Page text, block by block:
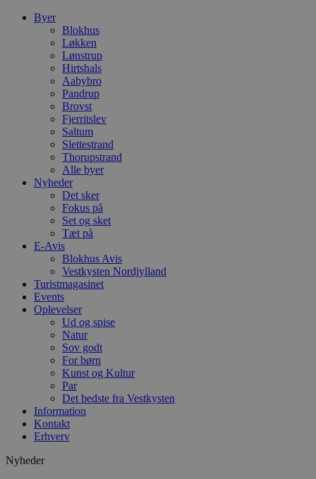
Byer
Blokhus
Løkken
Lønstrup
Hirtshals
Aabybro
Pandrup
Brovst
Fjerritslev
Saltum
Slettestrand
Thorupstrand
Alle byer
Nyheder
Det sker
Fokus på
Set og sket
Tæt på
E-Avis
Blokhus Avis
Vestkysten Nordjylland
Turistmagasinet
Events
Oplevelser
Ud og spise
Natur
Sov godt
For børn
Kunst og Kultur
Par
Det bedste fra Vestkysten
Information
Kontakt
Erhverv
Nyheder